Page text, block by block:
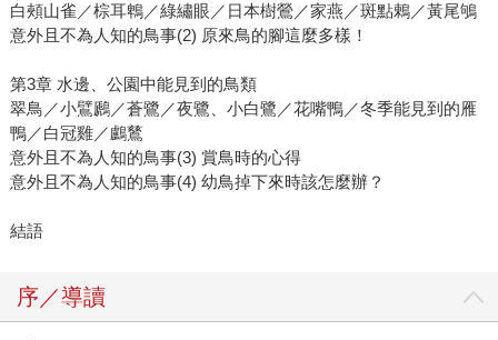
白頰山雀／棕耳鵯／綠繡眼／日本樹鶯／家燕／斑點鶇／黃尾鴝
意外且不為人知的鳥事(2) 原來鳥的腳這麼多樣！
第3章 水邊、公園中能見到的鳥類
翠鳥／小鷿鷉／蒼鷺／夜鷺、小白鷺／花嘴鴨／冬季能見到的雁
鴨／白冠雞／鸕鶿
意外且不為人知的鳥事(3) 賞鳥時的心得
意外且不為人知的鳥事(4) 幼鳥掉下來時該怎麼辦？
結語
序／導讀